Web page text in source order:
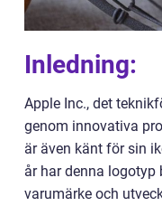
Inledning:
Apple Inc., det
genom innovativa
är även känt för sin
år har denna
varumärke och